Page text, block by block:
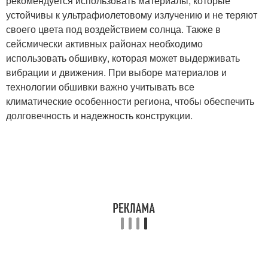
устойчивы к ультрафиолетовому излучению и не теряют
своего цвета под воздействием солнца. Также в
сейсмически активных районах необходимо
использовать обшивку, которая может выдерживать
вибрации и движения. При выборе материалов и
технологии обшивки важно учитывать все
климатические особенности региона, чтобы обеспечить
долговечность и надежность конструкции.